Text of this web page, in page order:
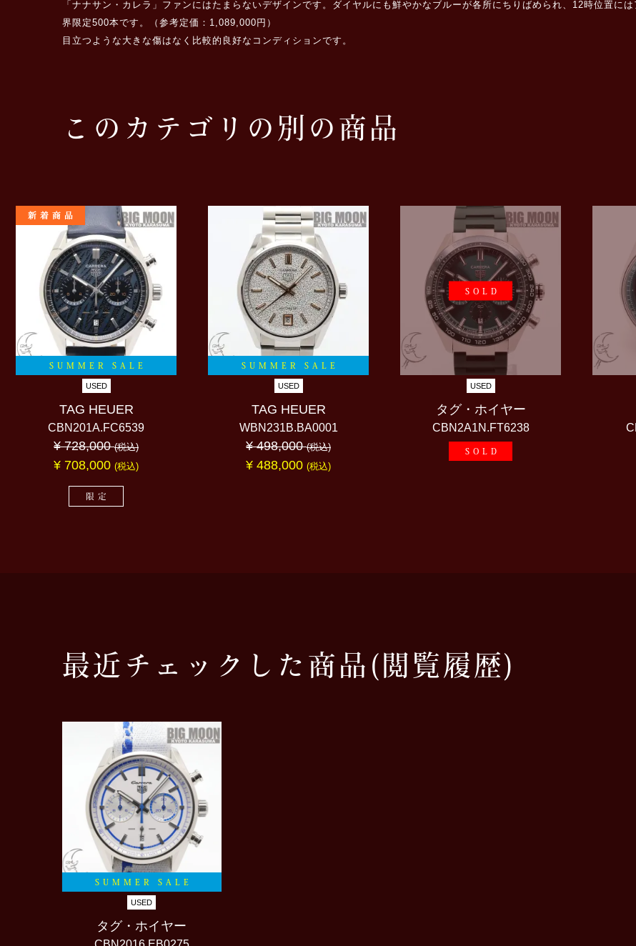
「ナナサン・カレラ」ファンにはたまらないデザインです。ダイヤルにも鮮やかなブルーが各所にちりばめられ、12時位置に
界限定500本です。（参考定価：1,089,000円）
目立つような大きな傷はなく比較的良好なコンディションです。
このカテゴリの別の商品
SUMMER SALE
USED
TAG HEUER
CBN201A.FC6539
¥ 728,000(税込)
¥ 708,000 (税込)
限定
新着商品
SUMMER SALE
USED
TAG HEUER
WBN231B.BA0001
¥ 498,000(税込)
¥ 488,000 (税込)
SOLD
USED
タグ・ホイヤー
CBN2A1N.FT6238
SOLD
最近チェックした商品 (閲覧履歴)
SUMMER SALE
USED
タグ・ホイヤー